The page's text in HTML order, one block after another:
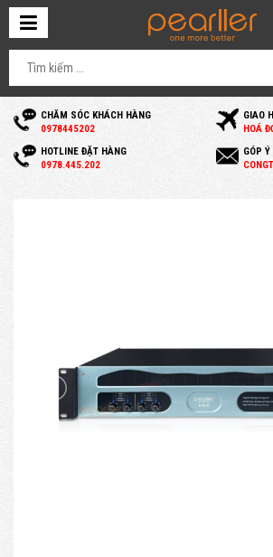
CHĂM SÓC KHÁCH HÀNG
0978445202
GIAO
HOÁ
HOTLINE ĐẶT HÀNG
0978.445.202
GÓP
C